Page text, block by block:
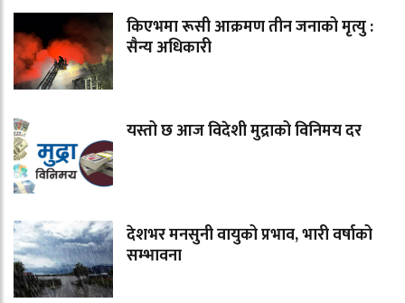
किएभमा रूसी आक्रमण तीन जनाको मृत्यु :
सैन्य अधिकारी
यस्तो छ आज विदेशी मुद्राको विनिमय दर
देशभर मनसुनी वायुको प्रभाव, भारी वर्षाको
सम्भावना